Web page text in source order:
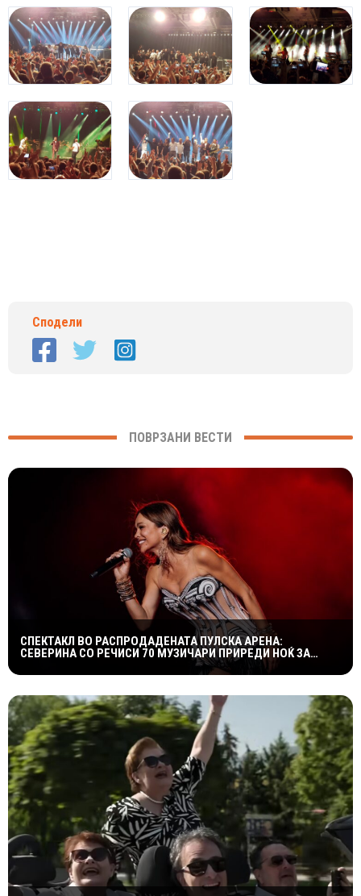
Сподели
ПОВРЗАНИ ВЕСТИ
СПЕКТАКЛ ВО РАСПРОДАДЕНАТА ПУЛСКА АРЕНА:
СЕВЕРИНА СО РЕЧИСИ 70 МУЗИЧАРИ ПРИРЕДИ НОЌ ЗА